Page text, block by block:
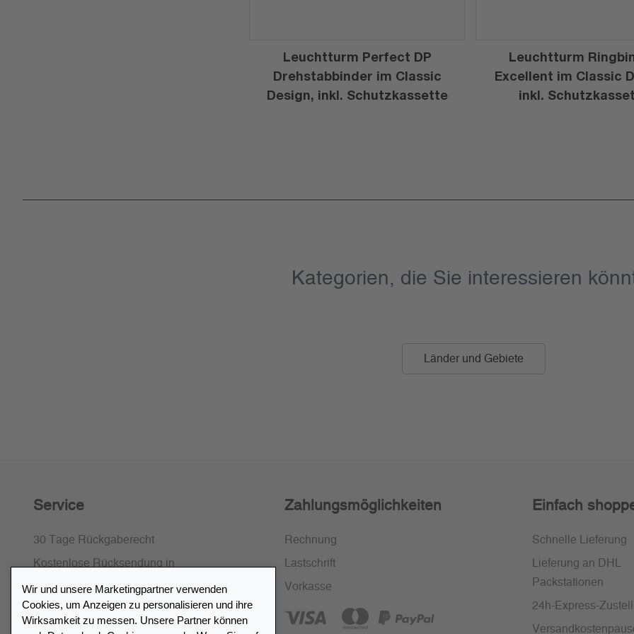
Leuchtturm Perfect DP
Drehstabbinder im Classic
Design, inkl. Schutzkassette
Leuchtturm
Excellent im Classic
inkl.
Kategorien, die Sie interessieren
Länder und Gebiete
Service
30 Tage Rückgaberecht
Kostenlose Rücksendung in
SSL-Verschlüsselung
Zahlungsmöglichkeiten
Rechnung
Lastschrift
Vorkasse
Einfach
Schnelle Lieferung
Lieferung an DHL
Packstationen
24h-Express-
Wir und unsere Marketingpartner verwenden
Cookies, um Anzeigen zu personalisieren und ihre
Wirksamkeit zu messen. Unsere Partner können